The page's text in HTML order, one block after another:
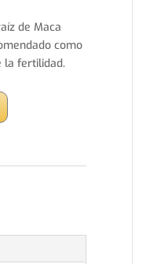
de Maca
como
la fertilidad.